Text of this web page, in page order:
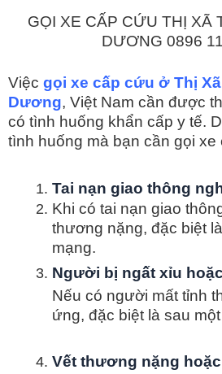
GỌI XE CẤP CỨU THỊ XÃ
DƯƠNG 0896
Việc gọi xe cấp cứu ở Thị
Dương, Việt Nam cần được
có tình huống khẩn cấp y tế.
tình huống mà bạn cần gọi xe
Tai nạn giao thông
Khi có tai nạn giao
thương nặng, đặc biệt
mạng.
Người bị ngất xỉu
Nếu có người mất tỉnh
ứng, đặc biệt là sau
Vết thương nặng